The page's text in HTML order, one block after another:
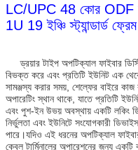
LC/UPC 48 কোর ODF
1U 19 ইঞ্চি স্ট্যান্ডার্ড
ড্রয়ার টাইপ অপটিক্যাল ফাইবার
বিভক্ত করে এবং প্রতিটি ইউনিট এক
সামঞ্জস্য করার সময়, শেল্ফের বাইরে
অপারেটিং স্থান থাকে, যাতে প্রতিটি
এবং পুশ-ইন উভয় অবস্থায় একটি লকিং
নির্ভুলতা এবং ইউনিটে সংযোগকারী
পারে।যদিও এই ধরনের অপটিক্যাল
কেবল টার্মিনালের অপারেশনের জন্য